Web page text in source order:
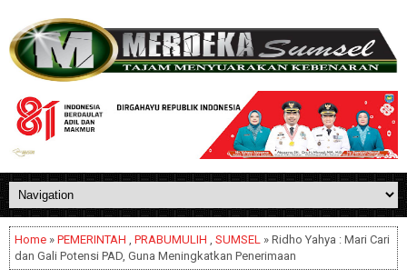
Home » PEMERINTAH , PRABUMULIH , SUMSEL » Ridho Yahya : Mari Cari
dan Gali Potensi PAD, Guna Meningkatkan Penerimaan